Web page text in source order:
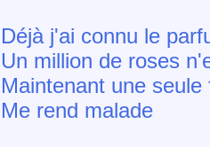
Déjà j'ai connu le
Un million de roses
Maintenant une
Me rend malade